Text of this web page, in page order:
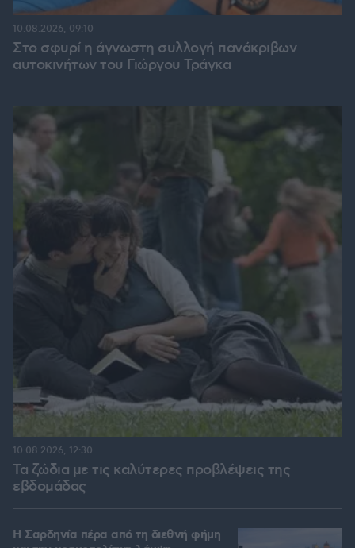
Στο σφυρί η άγνωστη συλλογή πανάκριβων
αυτοκινήτων του Γιώργου Τράγκα
10.08.2026, 09:10
Τα ζώδια με τις καλύτερες προβλέψεις της
εβδομάδας
10.08.2026, 12:30
Η Σαρδηνία πέρα από τη διεθνή φήμη